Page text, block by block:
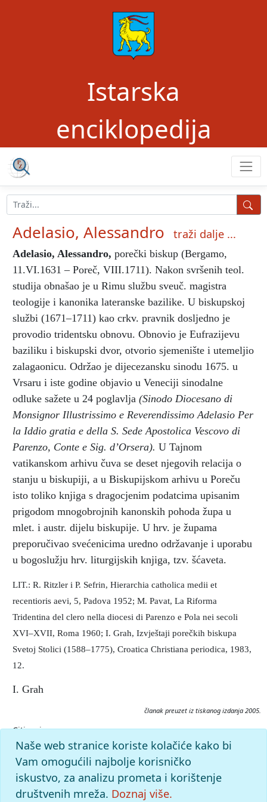
Istarska
enciklopedija
Adelasio, Alessandro traži dalje ...
Adelasio, Alessandro, porečki biskup (Bergamo,
11.VI.1631 – Poreč, VIII.1711). Nakon svršenih teol.
studija obnašao je u Rimu službu sveuč. magistra
teologije i kanonika lateranske bazilike. U biskupskoj
službi (1671–1711) kao crkv. pravnik dosljedno je
provodio tridentsku obnovu. Obnovio je Eufrazijevu
baziliku i biskupski dvor, otvorio sjemenište i utemeljio
zalagaonicu. Održao je dijecezansku sinodu 1675. u
Vrsaru i iste godine objavio u Veneciji sinodalne
odluke sažete u 24 poglavlja (Sinodo Diocesano di
Monsignor Illustrissimo e Reverendissimo Adelasio Per
la Iddio gratia e della S. Sede Apostolica Vescovo di
Parenzo, Conte e Sig. d’Orsera). U Tajnom
vatikanskom arhivu čuva se deset njegovih relacija o
stanju u biskupiji, a u Biskupijskom arhivu u Poreču
isto toliko knjiga s dragocjenim podatcima upisanim
prigodom mnogobrojnih kanonskih pohoda župa u
mlet. i austr. dijelu biskupije. U hrv. je župama
preporučivao svećenicima uredno održavanje i uporabu
u bogoslužju hrv. liturgijskih knjiga, tzv. šćaveta.
LIT.: R. Ritzler i P. Sefrin, Hierarchia catholica medii et
recentioris aevi, 5, Padova 1952; M. Pavat, La Riforma
Tridentina del clero nella diocesi di Parenzo e Pola nei secoli
XVI–XVII, Roma 1960; I. Grah, Izvještaji porečkih biskupa
Svetoj Stolici (1588–1775), Croatica Christiana periodica, 1983,
12.
I. Grah
članak preuzet iz tiskanog izdanja 2005.
Citiranje:
Adelasio, Alessandro.Istarska enciklopedija (2005), mrežno
Leksikografski zavod Miroslav Krleža, 2026.
Pristupljeno 10.8.2026.
<https://istra.lzmk.hr/clanak/adelasio-alessandro>.
Naše web stranice koriste kolačiće kako bi
Vam omogućili najbolje korisničko
iskustvo, za analizu prometa i korištenje
društvenih mreža. Doznaj više.